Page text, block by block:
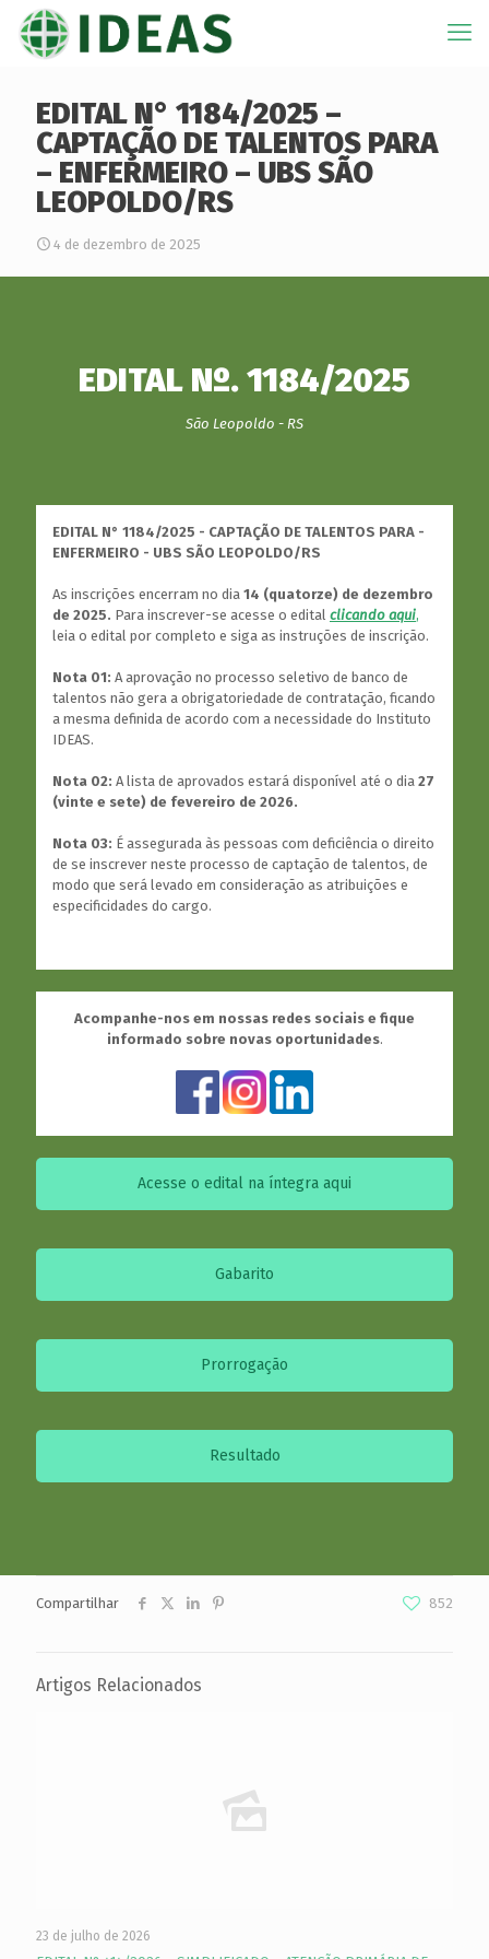
EDITAL N° 1184/2025 –
CAPTAÇÃO DE TALENTOS PARA
– ENFERMEIRO – UBS SÃO
LEOPOLDO/RS
4 de dezembro de 2025
EDITAL Nº. 1184/2025
São Leopoldo - RS
EDITAL N° 1184/2025 - CAPTAÇÃO DE TALENTOS PARA -
ENFERMEIRO - UBS SÃO LEOPOLDO/RS
As inscrições encerram no dia 14 (quatorze) de dezembro
de 2025. Para inscrever-se acesse o edital clicando aqui,
leia o edital por completo e siga as instruções de inscrição.
Nota 01: A aprovação no processo seletivo de banco de
talentos não gera a obrigatoriedade de contratação, ficando
a mesma definida de acordo com a necessidade do Instituto
IDEAS.
Nota 02: A lista de aprovados estará disponível até o dia 27
(vinte e sete) de fevereiro de 2026.
Nota 03: É assegurada às pessoas com deficiência o direito
de se inscrever neste processo de captação de talentos, de
modo que será levado em consideração as atribuições e
especificidades do cargo.
Acompanhe-nos em nossas redes sociais e fique
informado sobre novas oportunidades.
Acesse o edital na íntegra aqui
Gabarito
Prorrogação
Resultado
Compartilhar 852
Artigos Relacionados
23 de julho de 2026